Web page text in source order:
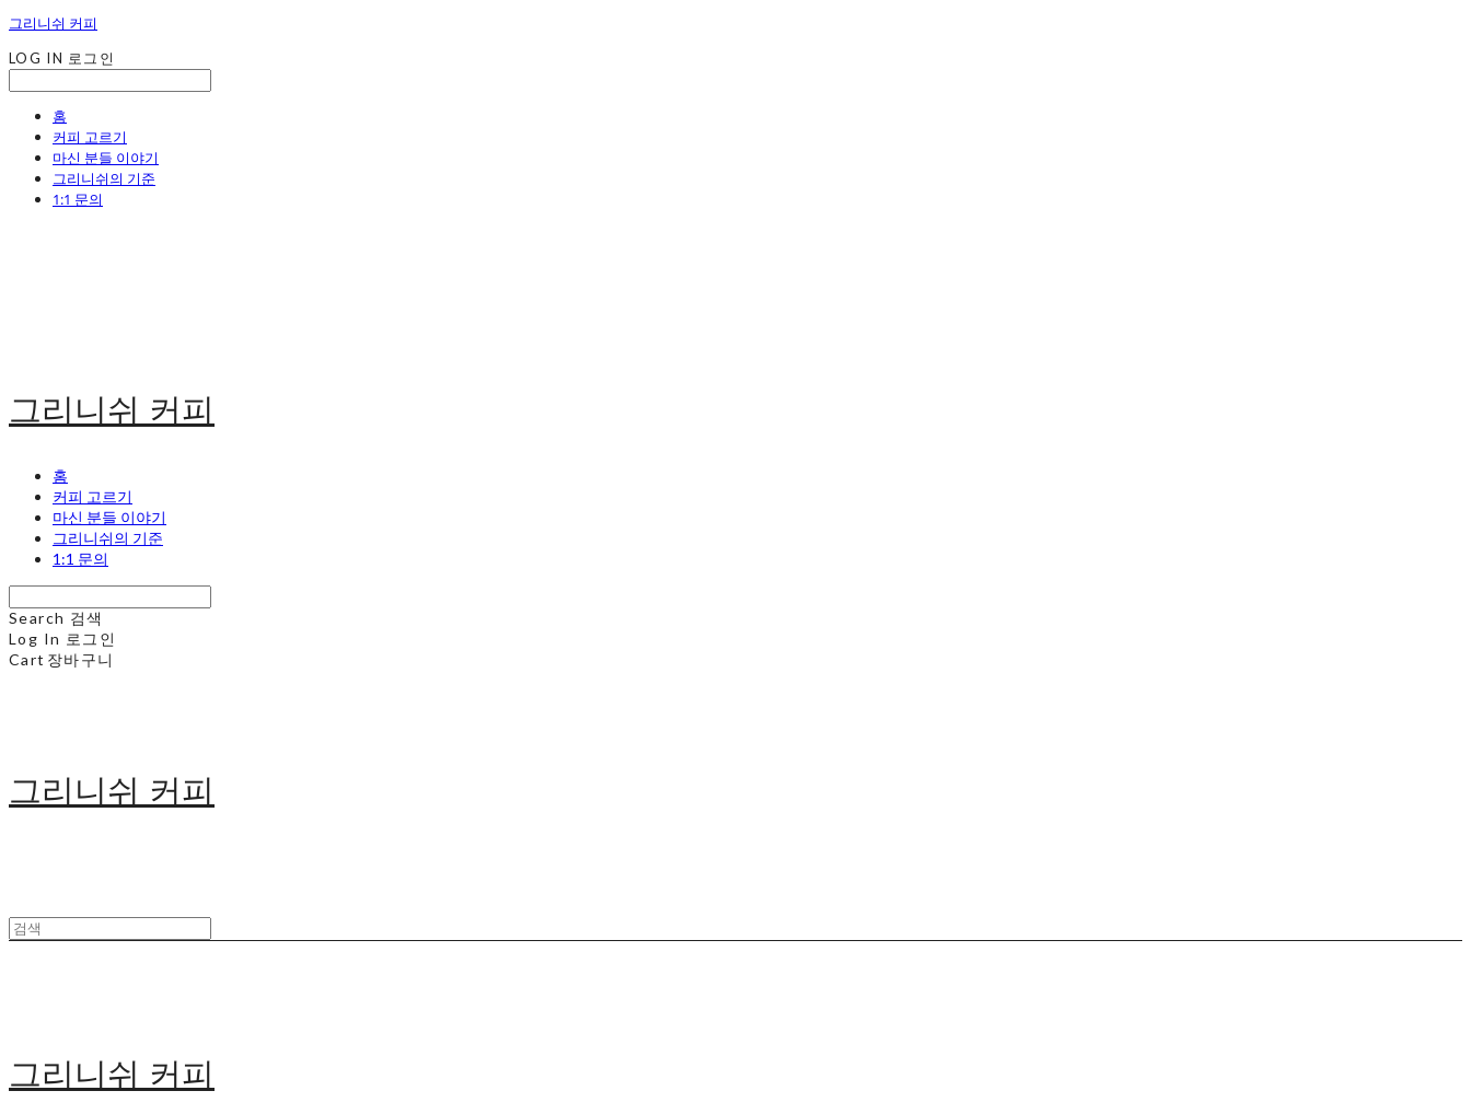
그리니쉬 커피
LOG IN 로그인
홈
커피 고르기
마신 분들 이야기
그리니쉬의 기준
1:1 문의
그리니쉬 커피
홈
커피 고르기
마신 분들 이야기
그리니쉬의 기준
1:1 문의
Search 검색
Log In 로그인
Cart 장바구니
그리니쉬 커피
그리니쉬 커피